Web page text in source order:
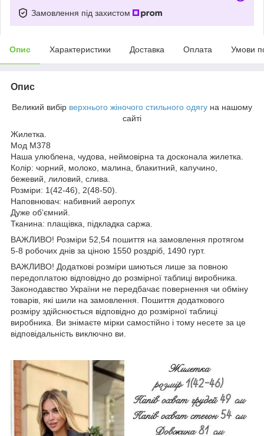
Замовлення під захистом
Опис Характеристики Доставка Оплата Умови
Опис
Великий вибір верхнього жіночого стильного одягу на нашому
сайті
Жилетка.
Мод М378
Наша улюблена, чудова, неймовірна та досконала жилетка.
Колір: чорний, молоко, малина, блакитний, капучино,
бежевий, лиловий, слива.
Розміри: 1(42-46), 2(48-50).
Наповнювач: набивний аеропух
Дуже об‘ємний.
Тканина: плащівка, підкладка саржа.
ВАЖЛИВО! Розміри 52,54 пошиття на замовлення протягом
5-8 робочих днів за ціною 1550 роздріб, 1490 гурт.
ВАЖЛИВО! Додаткові розміри шиються лише за повною
передоплатою відповідно до розмірної таблиці виробника.
Законодавство України не передбачає повернення чи обміну
товарів, які шили на замовлення. Пошиття додаткового
розміру здійснюється відповідно до розмірної таблиці
виробника. Ви знімаєте мірки самостійно і тому несете за це
відповідальність виключно ви.